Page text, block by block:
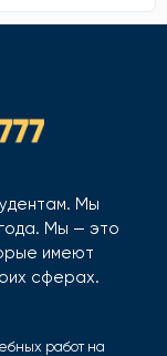
Мы
Мы — это
имеют
сферах.
работ на